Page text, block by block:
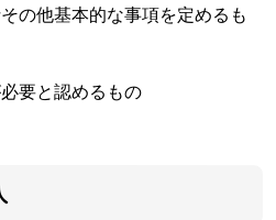
の他基本的な事項を定めるも
要と認めるもの